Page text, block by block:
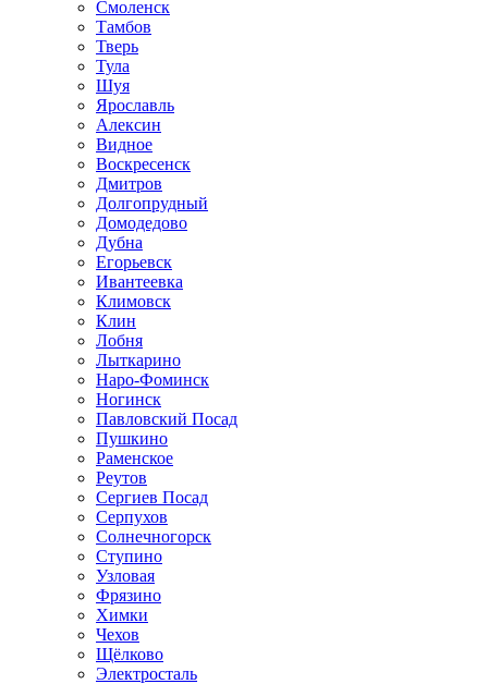
Смоленск
Тамбов
Тверь
Тула
Шуя
Ярославль
Алексин
Видное
Воскресенск
Дмитров
Долгопрудный
Домодедово
Дубна
Егорьевск
Ивантеевка
Климовск
Клин
Лобня
Лыткарино
Наро-Фоминск
Ногинск
Павловский Посад
Пушкино
Раменское
Реутов
Сергиев Посад
Серпухов
Солнечногорск
Ступино
Узловая
Фрязино
Химки
Чехов
Щёлково
Электросталь